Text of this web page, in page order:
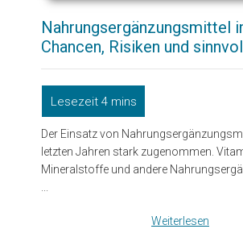
Nahrungsergänzungsmittel
Chancen, Risiken und
Der Einsatz von
letzten Jahren stark zugenommen.
Mineralstoffe und andere
Weiterlesen